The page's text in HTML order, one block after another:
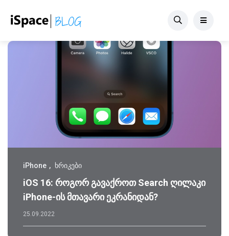
iPhone ხრიკები
iOS 16: როგორ გავაქროთ Search ღილაკი
iPhone-ის მთავარი ეკრანიდან?
25.09.2022